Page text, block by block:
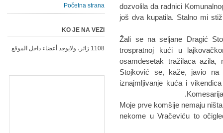
dozvolila da radnici
još dva kupatila. Stalno mi
Žali se na seljane Dragić
trospratnoj kući u
osamdesetak tražilaca azila,
Stojković se, kaže, javio na
iznajmljivanje kuća i
- Moje prve komšije nemaju
nekome u Vračeviću to
Početna strana
KO JE NA VEZI
1108 زائر، ولايوجد أعضاء داخل الموقع